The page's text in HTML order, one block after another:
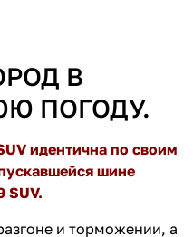
В
ПОГОДУ.
идентична по своим
шине
SUV.
и торможении, а